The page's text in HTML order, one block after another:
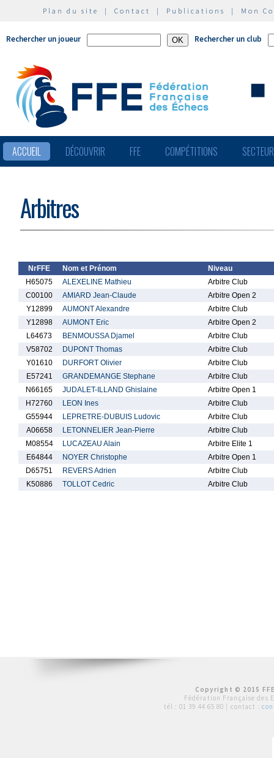
Plan du site | Contact | Publications | Mon
Rechercher un joueur Rechercher un club
ACCUEIL DÉCOUVRIR FFE COMPÉTITIONS
Arbitres
NrFFE Nom et Prénom
Niveau
H65075
ALEXELINE Mathieu
Arbitre Club
C00100
AMIARD Jean-Claude
Arbitre Open 2
Y12899
AUMONT Alexandre
Arbitre Club
Y12898
AUMONT Eric
Arbitre Open 2
L64673
BENMOUSSA Djamel
Arbitre Club
V58702
DUPONT Thomas
Arbitre Club
Y01610
DURFORT Olivier
Arbitre Club
E57241
GRANDEMANGE Stephane
Arbitre Club
N66165
JUDALET-ILLAND Ghislaine
Arbitre Open 1
H72760
LEON Ines
Arbitre Club
G55944
LEPRETRE-DUBUIS Ludovic
Arbitre Club
A06658
LETONNELIER Jean-Pierre
Arbitre Club
M08554
LUCAZEAU Alain
Arbitre Elite 1
E64844
NOYER Christophe
Arbitre Open 1
D65751
REVERS Adrien
Arbitre Club
K50886
TOLLOT Cedric Arbitre Club
Copyright © 2015
Fédération Française des
tél : 01 39 44 65 80 | contact :